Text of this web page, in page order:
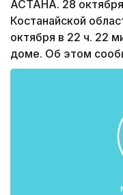
АСТАНА. 28
Костанайской
октября в 22 ч. 22
доме. Об этом